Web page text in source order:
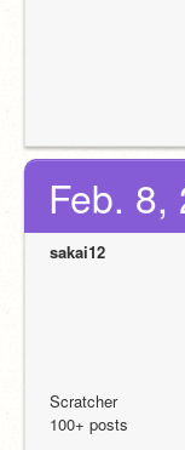
Feb. 8,
sakai12
Scratcher
100+ posts